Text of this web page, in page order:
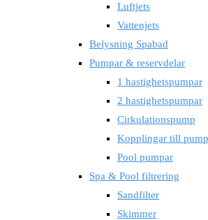
Luftjets
Vattenjets
Belysning Spabad
Pumpar & reservdelar
1 hastighetspumpar
2 hastighetspumpar
Cirkulationspump
Kopplingar till
Pool pumpar
Spa & Pool filtrering
Sandfilter
Skimmer